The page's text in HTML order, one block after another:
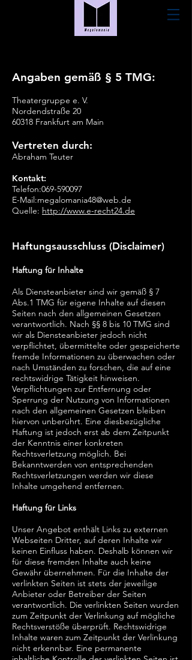
Angaben gemäß § 5 TMG:
Theatergruppe e. V.
Nordendstraße 20
60318 Frankfurt am Main
Vertreten durch:
Abraham Teuter
Kontakt:
Telefon:069-590097
E-Mail:megalomania48@web.de
Quelle: http://www.e-recht24.de
Haftungsausschluss (Disclaimer)
Haftung für Inhalte
Als Diensteanbieter sind wir gemäß § 7
Abs.1 TMG für eigene Inhalte auf diesen
Seiten nach den allgemeinen Gesetzen
verantwortlich. Nach §§ 8 bis 10 TMG sind
wir als Diensteanbieter jedoch nicht
verpflichtet, übermittelte oder gespeicherte
fremde Informationen zu überwachen oder
nach Umständen zu forschen, die auf eine
rechtswidrige Tätigkeit hinweisen.
Verpflichtungen zur Entfernung oder
Sperrung der Nutzung von Informationen
nach den allgemeinen Gesetzen bleiben
hiervon unberührt. Eine diesbezügliche
Haftung ist jedoch erst ab dem Zeitpunkt
der Kenntnis einer konkreten
Rechtsverletzung möglich. Bei
Bekanntwerden von entsprechenden
Rechtsverletzungen werden wir diese
Inhalte umgehend entfernen.
Haftung für Links
Unser Angebot enthält Links zu externen
Webseiten Dritter, auf deren Inhalte wir
keinen Einfluss haben. Deshalb können wir
für diese fremden Inhalte auch keine
Gewähr übernehmen. Für die Inhalte der
verlinkten Seiten ist stets der jeweilige
Anbieter oder Betreiber der Seiten
verantwortlich. Die verlinkten Seiten wurden
zum Zeitpunkt der Verlinkung auf mögliche
Rechtsverstöße überprüft. Rechtswidrige
Inhalte waren zum Zeitpunkt der Verlinkung
nicht erkennbar. Eine permanente